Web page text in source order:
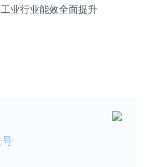
业行业能效全面提升